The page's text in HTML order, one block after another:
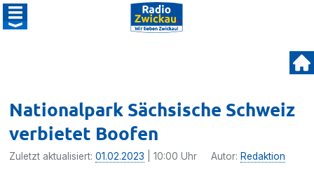
Nationalpark Sächsische Schweiz
verbietet Boofen
Zuletzt aktualisiert:01.02.2023 | 10:00 Uhr Autor: Redaktion